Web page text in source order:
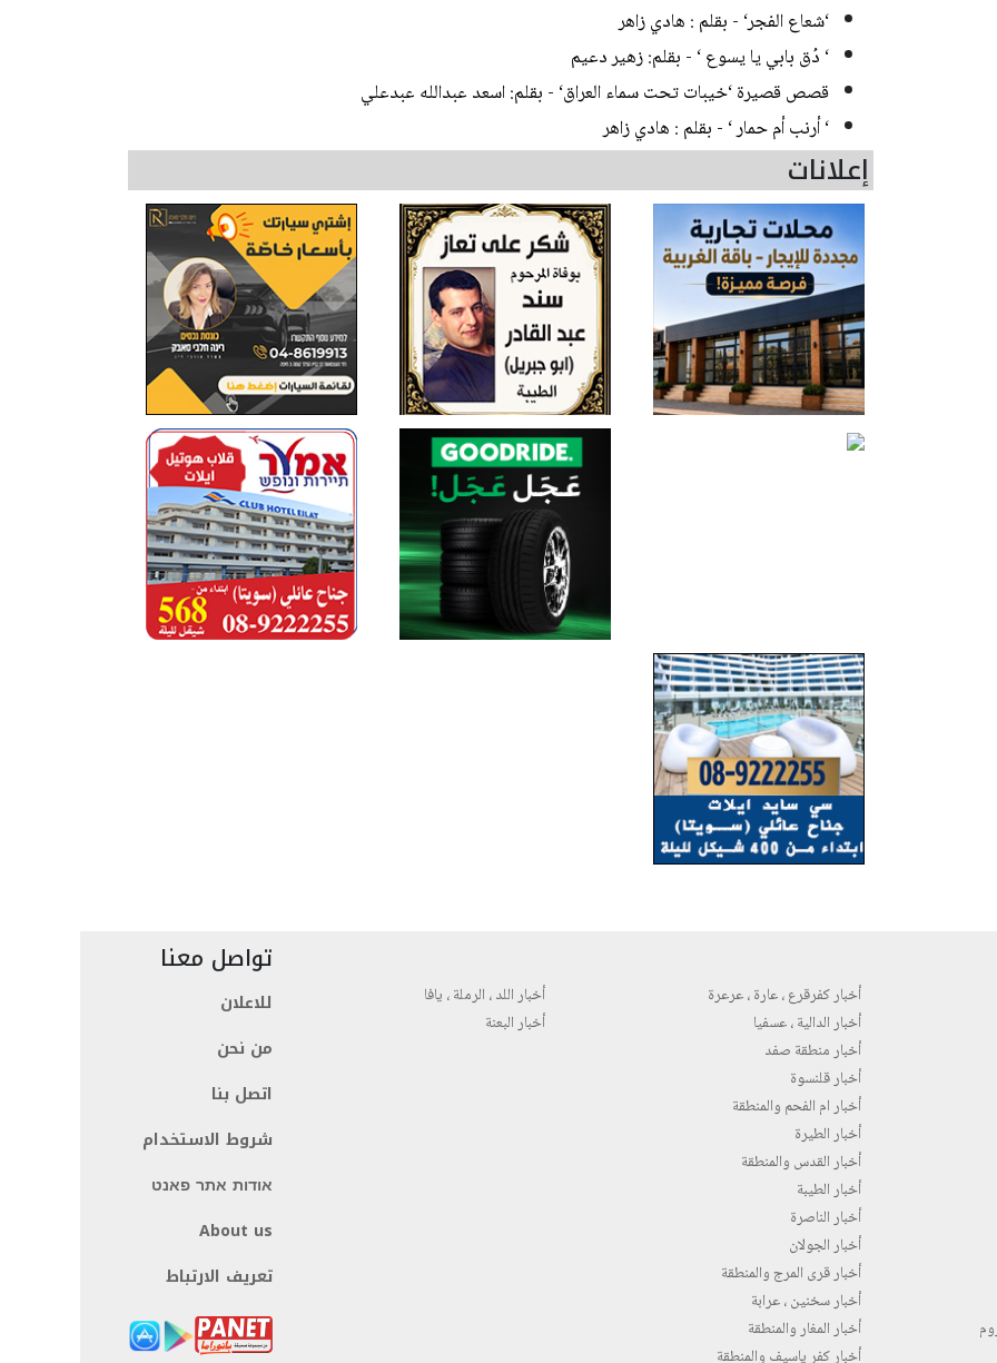
‘شعاع الفجر‘ - بقلم : هادي زاهر
‘ دُق بابي يا يسوع ‘ - بقلم: زهير دعيم
قصص قصيرة ‘خيبات تحت سماء العراق‘ - بقلم: اسعد عبدالله عبدعلي
‘ أرنب أم حمار ‘ - بقلم : هادي زاهر
إعلانات
أخبار كفرقرع ، عارة ، عرعرة
أخبار الدالية ، عسفيا
أخبار منطقة صفد
أخبار قلنسوة
أخبار ام الفحم والمنطقة
أخبار الطيرة
أخبار القدس والمنطقة
أخبار الطيبة
أخبار الناصرة
أخبار الجولان
أخبار قرى المرج والمنطقة
أخبار سخنين ، عرابة
أخبار المغار والمنطقة
أخبار كفر ياسيف والمنطقة
أخبار اللد ، الرملة ، يافا
أخبار البعنة
تواصل معنا
للاعلان
من نحن
اتصل بنا
شروط الاستخدام
אודות אתר פאנט
About us
تعريف الارتباط